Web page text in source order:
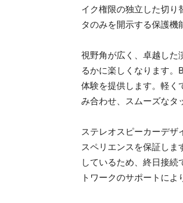
イク権限の独立した切り
タのみを開示する保護機
視野角が広く、卓越した
るかに楽しくなります。
体験を提供します。軽く
み合わせ、スムーズなタ
ステレオスピーカーデ
スペリエンスを保証し
しているため、終日接
トワークのサポートによ